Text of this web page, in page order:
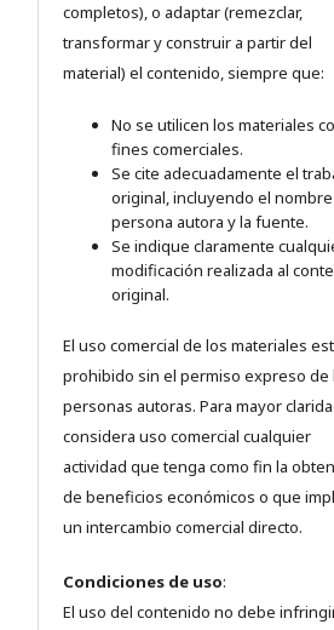
completos), o adaptar (remezclar,
transformar y construir a partir del
material) el contenido, siempre que:
No se utilicen los materiales
fines comerciales.
Se cite adecuadamente el
original, incluyendo el
persona autora y la fuente.
Se indique claramente
modificación realizada al
original.
El uso comercial de los materiales
prohibido sin el permiso expreso de
personas autoras. Para mayor
considera uso comercial cualquier
actividad que tenga como fin la
de beneficios económicos o que
un intercambio comercial directo.
Condiciones de uso:
El uso del contenido no debe